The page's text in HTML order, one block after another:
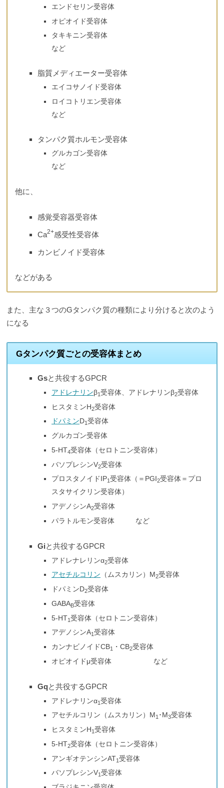
エンドセリン受容体
オピオイド受容体
タキキニン受容体
など
脂質メディエーター受容体
エイコサノイド受容体
ロイコトリエン受容体
など
タンパク質ホルモン受容体
グルカゴン受容体
など
他に、
感覚受容器受容体
Ca2+感受性受容体
カンビノイド受容体
などがある
また、主な３つのGタンパク質の種類により分けると次のよう
になる
Gタンパク質ごとの受容体まとめ
Gsと共役するGPCR
アドレナリンβ1受容体、アドレナリンβ2受容体
ヒスタミンH2受容体
ドパミン D1受容体
グルカゴン受容体
5-HT4受容体（セロトニン受容体）
バソプレシンV2受容体
プロスタノイドIP1受容体（＝PGI2受容体＝プロ
スタサイクリン受容体）
アデノシンA2受容体
パラトルモン受容体 など
Giと共役するGPCR
アドレナレリンα2受容体
アセチルコリン （ムスカリン）M2受容体
ドパミンD2受容体
GABAB受容体
5-HT1受容体（セロトニン受容体）
アデノシンA1受容体
カンナビノイドCB1 ・CB2受容体
オピオイドμ受容体 など
Gqと共役するGPCR
アドレナリンα1受容体
アセチルコリン（ムスカリン）M 1 ･M3受容体
ヒスタミンH 1受容体
5-HT2受容体（セロトニン受容体）
アンギオテンシンAT1受容体
バソプレシンV1受容体